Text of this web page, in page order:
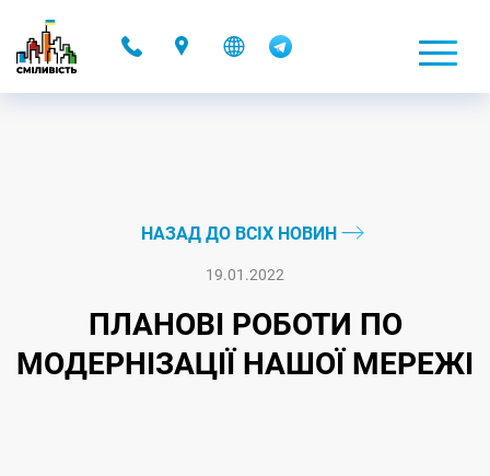
НАЗАД ДО ВСІХ НОВИН
19.01.2022
ПЛАНОВІ РОБОТИ ПО
МОДЕРНІЗАЦІЇ НАШОЇ МЕРЕЖІ